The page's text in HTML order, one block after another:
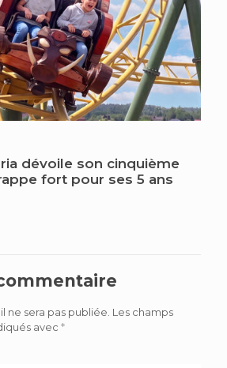
dévoile son cinquième
fort pour ses 5 ans
ne sera pas publiée. Les champs
avec *